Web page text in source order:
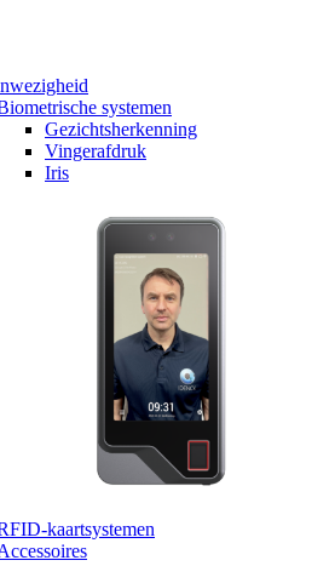
systemen
Gezichtsherkenning
Vingerafdruk
Iris
kaartsystemen